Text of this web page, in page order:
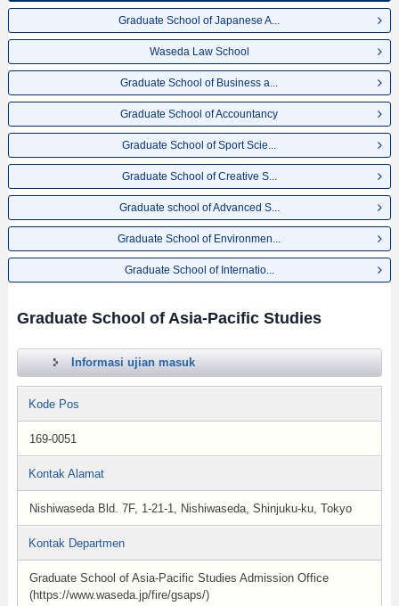
Graduate School of Japanese A...
Waseda Law School
Graduate School of Business a...
Graduate School of Accountancy
Graduate School of Sport Scie...
Graduate School of Creative S...
Graduate school of Advanced S...
Graduate School of Environmen...
Graduate School of Internatio...
Graduate School of Asia-Pacific Studies
Informasi ujian masuk
Kode Pos
169-0051
Kontak Alamat
Nishiwaseda Bld. 7F, 1-21-1, Nishiwaseda, Shinjuku-ku, Tokyo
Kontak Departmen
Graduate School of Asia-Pacific Studies Admission Office
(https://www.waseda.jp/fire/gsaps/)